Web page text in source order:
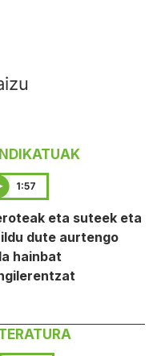
1:57
eta suteek eta
dute aurtengo
hainbat